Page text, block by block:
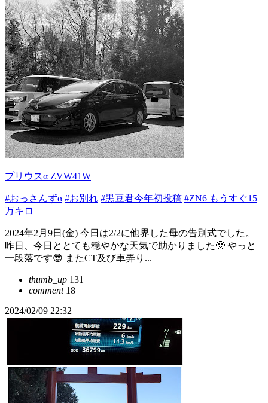
プリウスα ZVW41W
#おっさんずα #お別れ #黒豆君今年初投稿 #ZN6 もうすぐ15
万キロ
2024年2月9日(金) 今日は2/2に他界した母の告別式でした。
昨日、今日ととても穏やかな天気で助かりました🙂 やっと
一段落です😎 またCT及び車弄り...
thumb_up 131
comment18
2024/02/09 22:32